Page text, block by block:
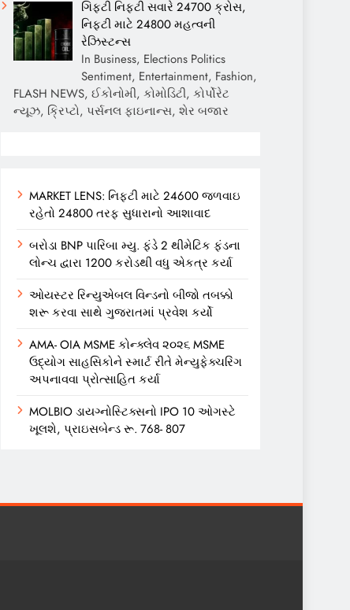
ગિફ્ટી નિફ્ટી સવારે 24700 ક્રોસ,
નિફ્ટી માટે 24800 મહત્વની
રેઝિસ્ટન્સ
In Business, Elections Politics
Sentiment, Entertainment, Fashion,
FLASH NEWS, ઈકોનોમી, કોમોડિટી, કોર્પોરેટ
ન્યૂઝ, ક્રિપ્ટો, પર્સનલ ફાઇનાન્સ, શેર બજાર
MARKET LENS: નિફ્ટી માટે 24600 જળવાઇ
રહેતો 24800 તરફ સુધારાનો આશાવાદ
બરોડા BNP પારિબા મ્યુ. ફંડે 2 થીમેટિક ફંડના
લોન્ચ દ્વારા 1200 કરોડથી વધુ એકત્ર કર્યા
ઓયસ્ટર રિન્યુએબલ વિન્ડનો બીજો તબક્કો
શરૂ કરવા સાથે ગુજરાતમાં પ્રવેશ કર્યો
AMA- OIA MSME કોન્ક્લેવ ૨૦૨૬ MSME
ઉદ્યોગ સાહસિકોને સ્માર્ટ રીતે મેન્યુફેક્ચરિંગ
અપનાવવા પ્રોત્સાહિત કર્યા
MOLBIO ડાયગ્નોસ્ટિક્સનો IPO 10 ઓગસ્ટે
ખૂલશે, પ્રાઇસબેન્ડ રૂ. 768- 807